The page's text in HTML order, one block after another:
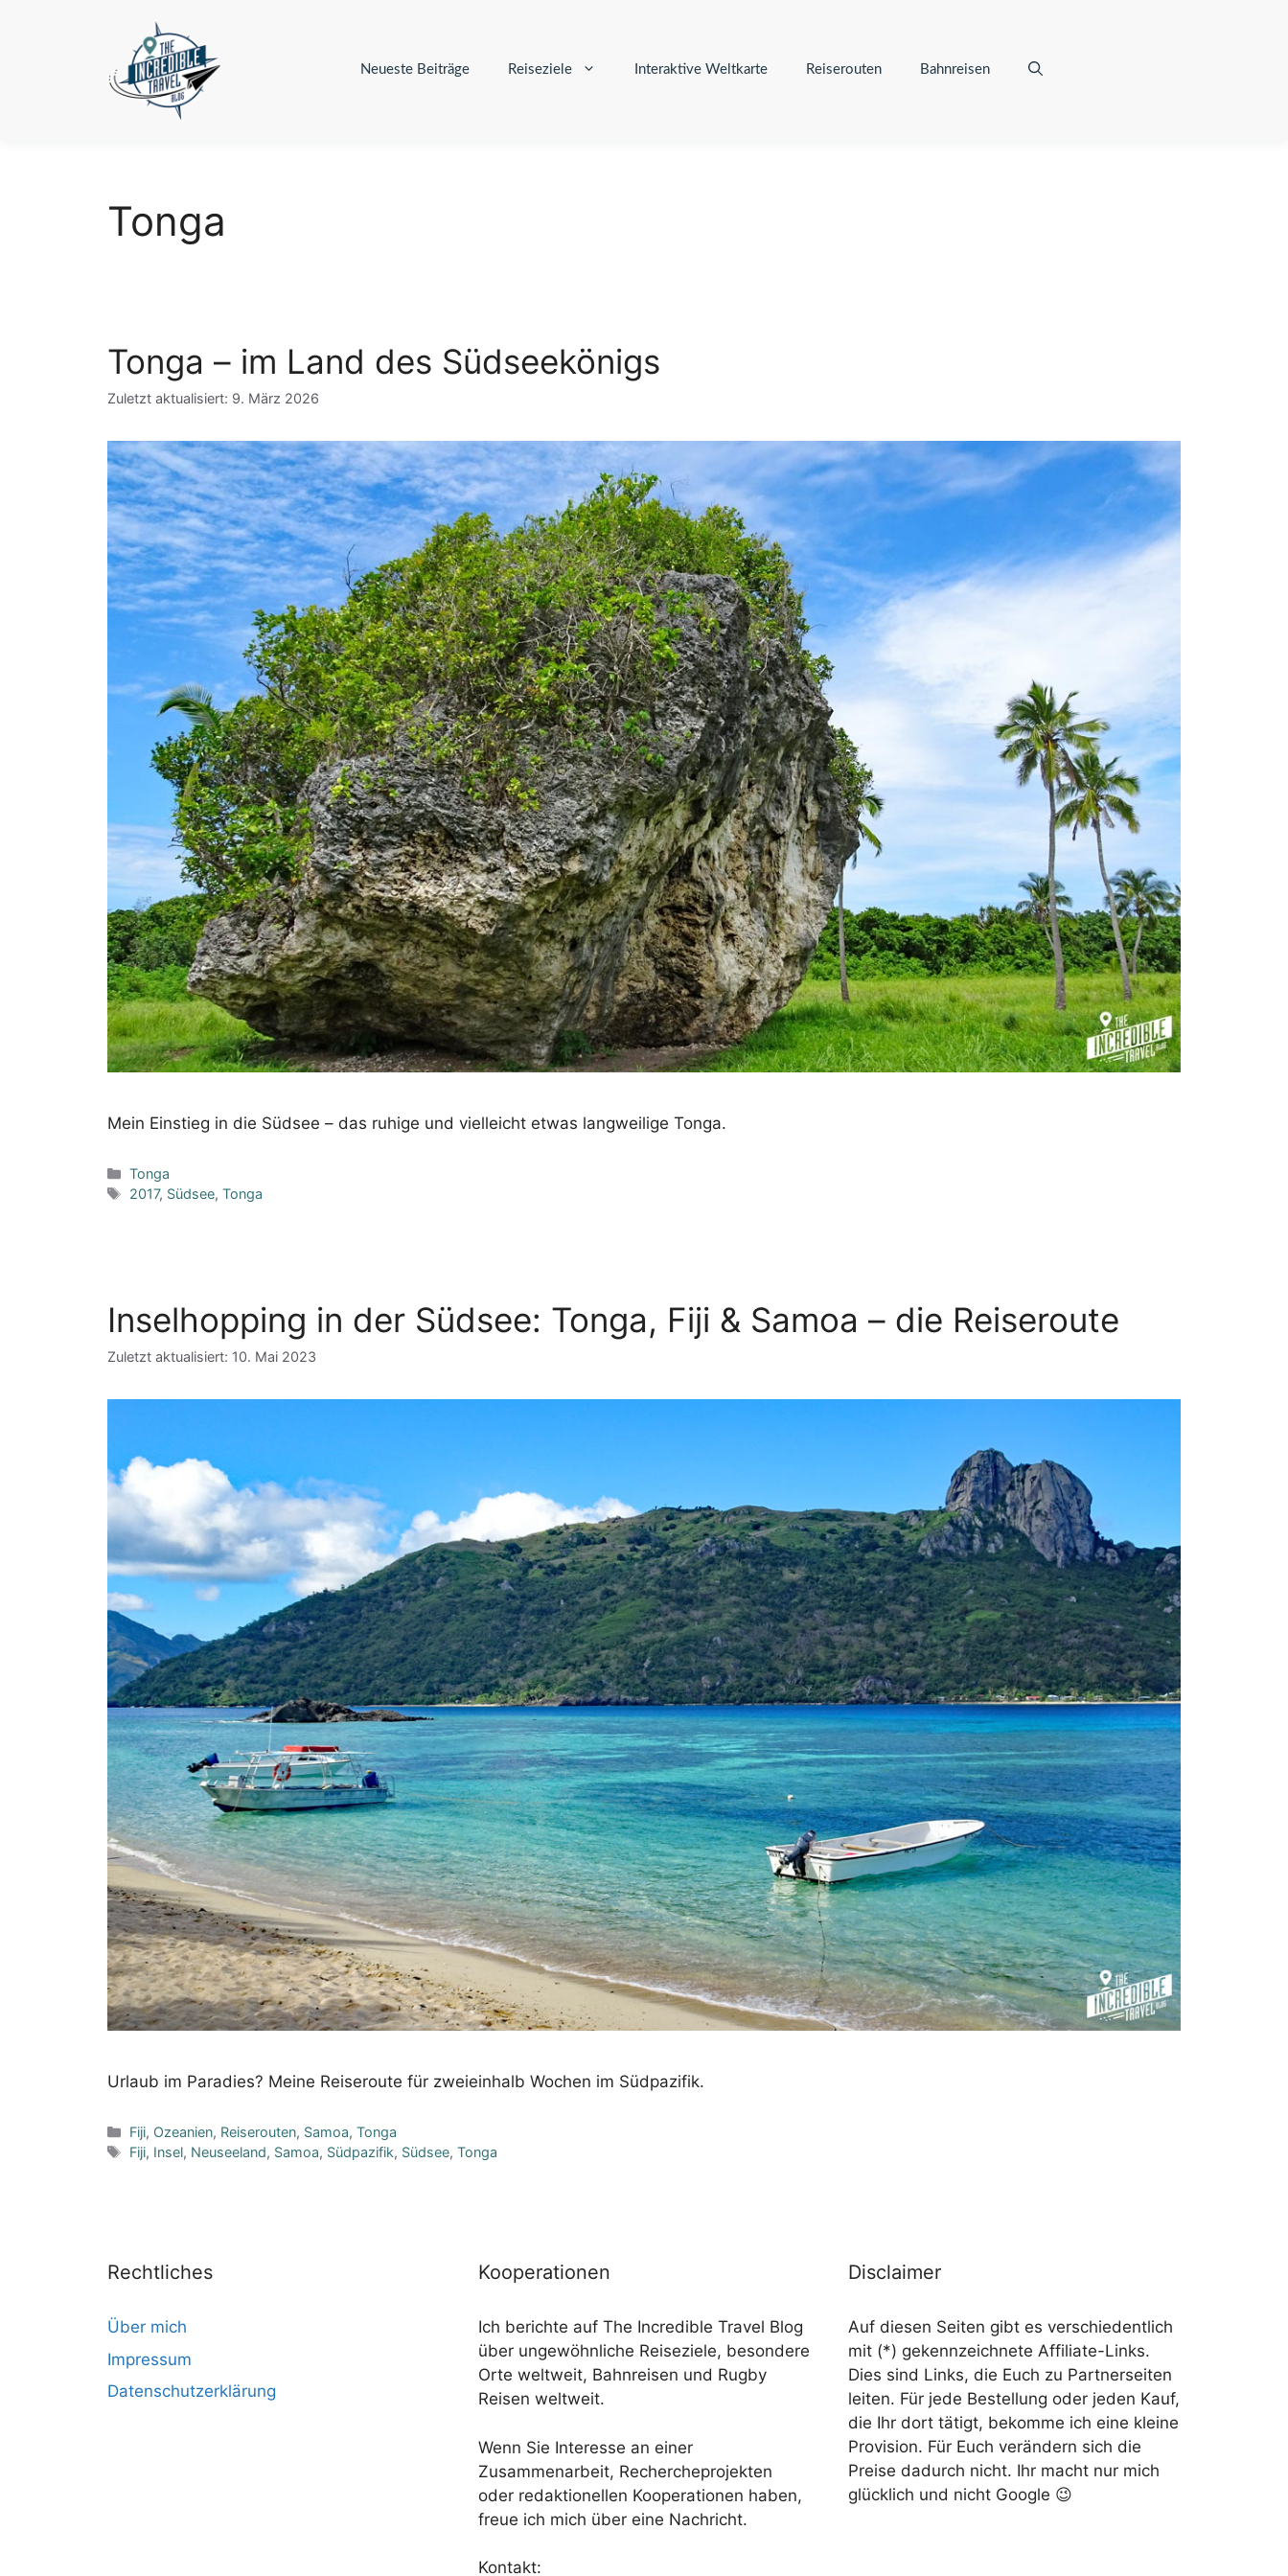
Neueste Beiträge Reiseziele Interaktive Weltkarte Reiserouten Bahnreisen
Tonga
Tonga – im Land des Südseekönigs
Zuletzt aktualisiert: 9. März 2026
Mein Einstieg in die Südsee – das ruhige und vielleicht etwas langweilige Tonga.
Kategorien
Tonga
Schlagwörter
2017, Südsee,Tonga
Inselhopping in der Südsee: Tonga, Fiji & Samoa – die Reiseroute
Zuletzt aktualisiert: 10. Mai 2023
Urlaub im Paradies? Meine Reiseroute für zweieinhalb Wochen im Südpazifik.
Kategorien
Fiji, Ozeanien, Reiserouten, Samoa,Tonga
Schlagwörter
Fiji, Insel, Neuseeland, Samoa, Südpazifik, Südsee,Tonga
Rechtliches
Über mich
Impressum
Datenschutzerklärung
Kooperationen
Ich berichte auf The Incredible Travel Blog
über ungewöhnliche Reiseziele, besondere
Orte weltweit, Bahnreisen und Rugby
Reisen weltweit.
Wenn Sie Interesse an einer
Zusammenarbeit, Rechercheprojekten
oder redaktionellen Kooperationen haben,
freue ich mich über eine Nachricht.
Kontakt:
Disclaimer
Auf diesen Seiten gibt es verschiedentlich
mit (*) gekennzeichnete Affiliate-Links.
Dies sind Links, die Euch zu Partnerseiten
leiten. Für jede Bestellung oder jeden Kauf,
die Ihr dort tätigt, bekomme ich eine kleine
Provision. Für Euch verändern sich die
Preise dadurch nicht. Ihr macht nur mich
glücklich und nicht Google 😉